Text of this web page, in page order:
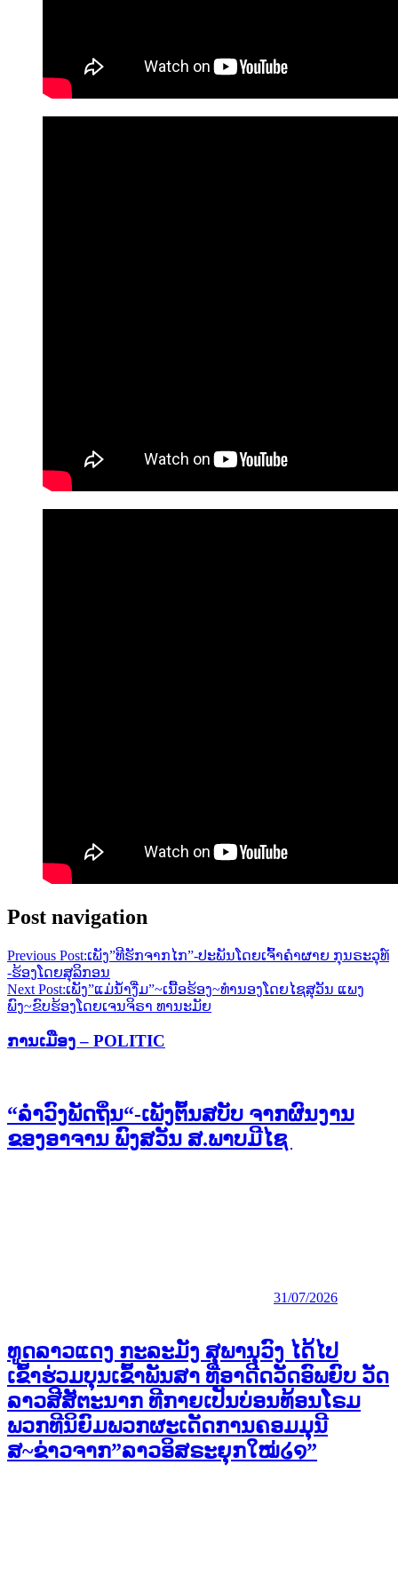
Post navigation
Previous Post:ເພັງ”ທີຮັກຈາກໄກ”-ປະພັນໂດຍເຈົ້າຄຳຜາຍ ກຸນຣະວຸທ໌
-ຮ້ອງໂດຍສຸລິກອນ
Next Post:ເພັງ”ແມ່ນໍ້າງື່ມ”~ເນື້ອຮ້ອງ~ທຳນອງໂດຍໄຊສຸວັນ ແພງ
ພົງ~ຂົບຮ້ອງໂດຍເຈນຈິຣາ ທານະມັຍ
ການເມືອງ – POLITIC
“ລຳວົງພັດຖິ່ນ“-ເພັງຕົ້ນສບັບ ຈາກຜົນງານ
ຂອງອາຈານ ພົງສວັນ ສ.ພາບມີໄຊ
31/07/2026
ທູດລາວແດງ ກະລະມັງ ສຸພານຸວົງ ໄດ້ໄປ
ເຂົ້າຮ່ວມບຸນເຂົ້າພັນສາ ທີ່ອາດີດວັດອົພຍົບ ວັດ
ລາວສີສັຕະນາກ ທີກາຍເປັນບ່ອນທ້ອນໂຣມ
ພວກທີນິຍົມພວກຜະເດັດການຄອມມຸນີ
ສ~ຂ່າວຈາກ”ລາວອິສຣະຍຸກໃໝ່໒໑”